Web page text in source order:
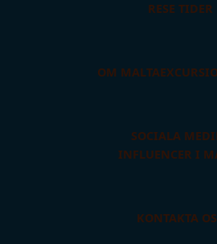
RESE TIDER
OM
SOCIALA
INFLUENCER I
KONTAKTA